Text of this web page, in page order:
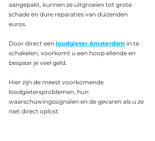
aangepakt, kunnen ze uitgroeien tot grote
schade en dure reparaties van duizenden
euros.
Door direct een loodgieter Amsterdam in te
schakelen, voorkomt u een hoop ellende en
bespaar je veel geld.
Hier zijn de meest voorkomende
loodgietersproblemen, hun
waarschuwingssignalen en de gevaren als u ze
niet direct oplost: